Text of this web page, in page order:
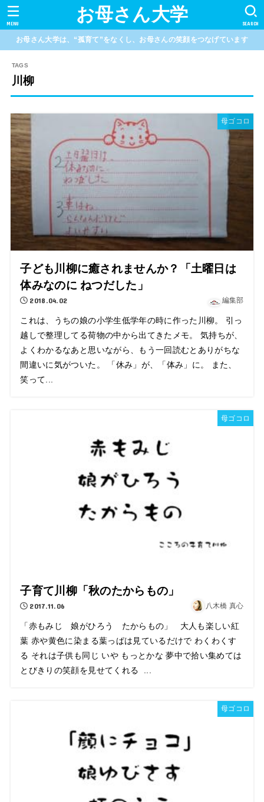
お母さん大学 SEARCH
MENU
お母さん大学は、“孤育て”をなくし、お母さんの笑顔をつなげています
川柳
母ゴコロ
子ども川柳に癒されませんか？「土曜日は
体みなのに ねつだした」
2018.04.02 編集部
これは、うちの娘の小学生低学年の時に作った川柳。 引っ
越しで整理してる荷物の中から出てきたメモ。 気持ちが、
よくわかるなあと思いながら、もう一回読むとありがちな
間違いに気がついた。 「休み」が、「体み」に。 また、
笑って...
母ゴコロ
子育て川柳「秋のたからもの」
2017.11.06 八木橋 真心
「赤もみじ 娘がひろう たからもの」 大人も楽しい紅
葉 赤や黄色に染まる葉っぱは見ているだけで わくわくす
る それは子供も同じ いや もっとかな 夢中で拾い集めては
とびきりの笑顔を見せてくれる ...
母ゴコロ